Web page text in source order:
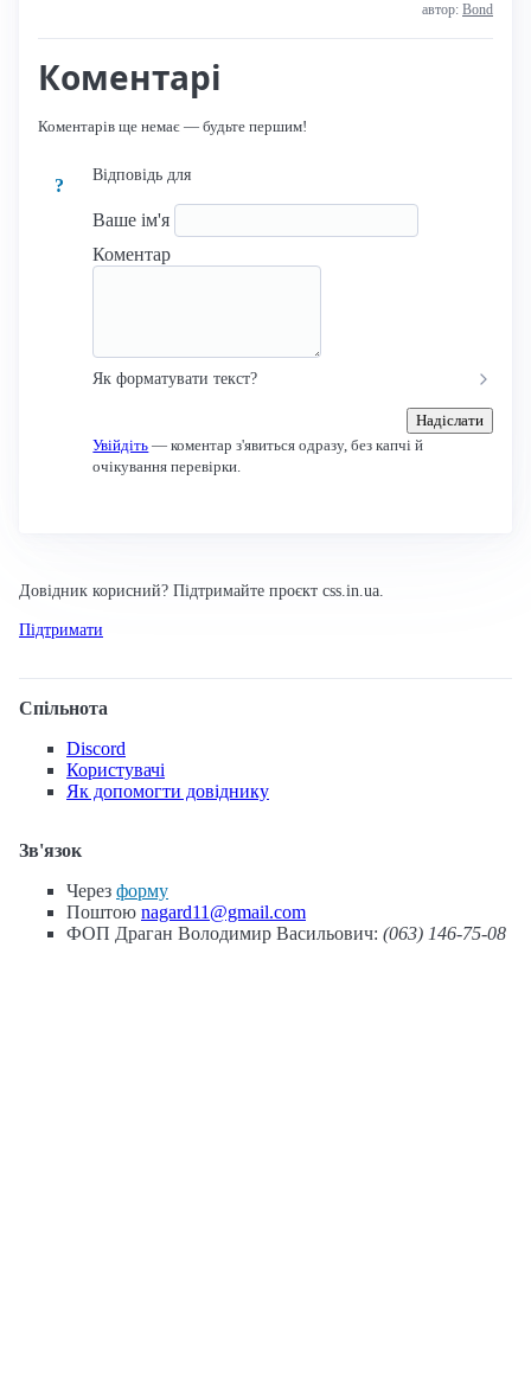
автор: Bond
Коментарі
Коментарів ще немає — будьте першим!
?
Відповідь для
Ваше ім'я
Коментар
Як форматувати текст?
Надіслати
Увійдіть — коментар з'явиться одразу, без капчі й
очікування перевірки.
Довідник корисний? Підтримайте проєкт css.in.ua.
Підтримати
Спільнота
Discord
Користувачі
Як допомогти довіднику
Зв'язок
Через форму
Поштою nagard11@gmail.com
ФОП Драган Володимир Васильович: (063) 146-75-08